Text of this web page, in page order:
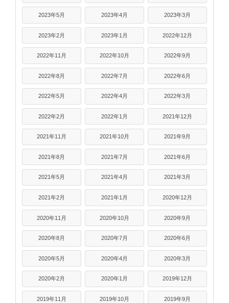
2023年5月 2023年4月 2023年3月
2023年2月 2023年1月 2022年12月
2022年11月 2022年10月 2022年9月
2022年8月 2022年7月 2022年6月
2022年5月 2022年4月 2022年3月
2022年2月 2022年1月 2021年12月
2021年11月 2021年10月 2021年9月
2021年8月 2021年7月 2021年6月
2021年5月 2021年4月 2021年3月
2021年2月 2021年1月 2020年12月
2020年11月 2020年10月 2020年9月
2020年8月 2020年7月 2020年6月
2020年5月 2020年4月 2020年3月
2020年2月 2020年1月 2019年12月
2019年11月 2019年10月 2019年9月